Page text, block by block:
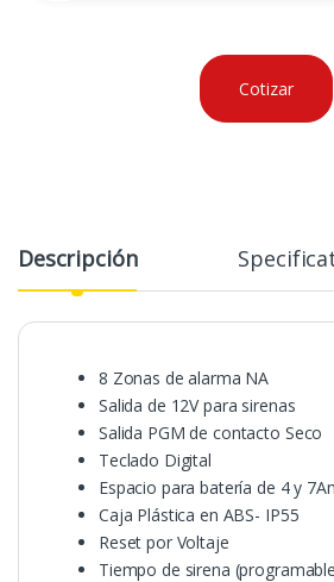
Cotizar
Descripción
8 Zonas de alarma NA
Salida de 12V para sirenas
Salida PGM de contacto Seco
Teclado Digital
Espacio para batería de 4 y
Caja Plástica en ABS- IP55
Reset por Voltaje
Tiempo de sirena